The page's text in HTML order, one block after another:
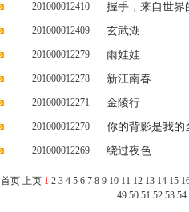
201000012410 握手，来自世界
201000012409 玄武湖
201000012279 雨娃娃
201000012278 新江南春
201000012271 金陵行
201000012270 你的背影是我的
201000012269 绕过夜色
首页 上页 1 2 3 4 5 6 7 8 9 10 11 12 13 14 15
49 50 51 52 53 54